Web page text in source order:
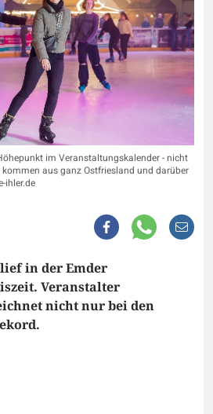
im Veranstaltungskalender - nicht
kommen aus ganz Ostfriesland und darüber
ihler.de
in der Emder
Veranstalter
nicht nur bei den